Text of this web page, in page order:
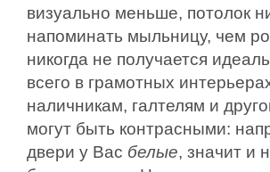
визуально меньше, потолок
напоминать мыльницу, чем
никогда не получается
всего в грамотных
наличникам, галтелям и
могут быть контрасными:
двери у Вас белые, значит и